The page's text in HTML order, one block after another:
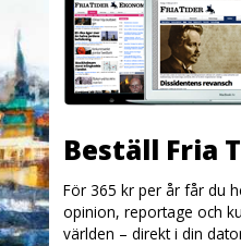
Beställ Fria
För 365 kr per år får du
opinion, reportage och
världen – direkt i din